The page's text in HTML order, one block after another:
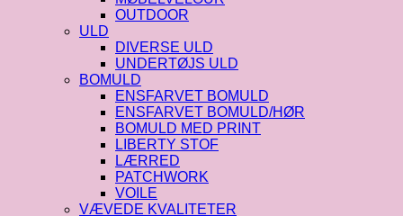
OUTDOOR
ULD
DIVERSE ULD
UNDERTØJS ULD
BOMULD
ENSFARVET BOMULD
ENSFARVET BOMULD/HØR
BOMULD MED PRINT
LIBERTY STOF
LÆRRED
PATCHWORK
VOILE
VÆVEDE KVALITETER